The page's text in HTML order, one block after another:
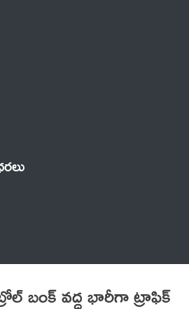
బంక్ వద్ద భారీగా ట్రాఫిక్